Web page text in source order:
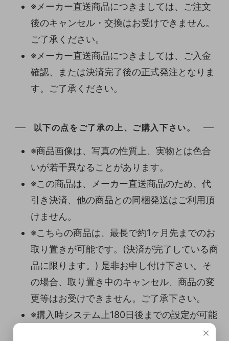
※メーカー直送商品につきましては、ご注文
後のキャンセル・交換はお受けできません。
ご了承ください。
※メーカー直送商品につきましては、ご入金
確認、または決済完了後の正式発注となりま
す。ご了承ください。
以下の点をご了承の上、ご購入下さい。
※商品画像は、写真の性質上、実物とは色合
いが若干異なることがあります。
※この商品は、メーカー直送商品のため、代
引き決済、他の商品との同梱発送はご利用頂
けません。
※こちらの商品は、最長で約1ヶ月先までのお
取り置きが可能です。(決済が完了している商
品に限ります。) 是非お申し付け下さい。そ
の場合、取り置き中のキャンセル、商品の変
更等はお受けできません。ご了承下さい。
※購入時システム上180日後までの設定が可能
ですが、こちらの使用品は対象外となります
×